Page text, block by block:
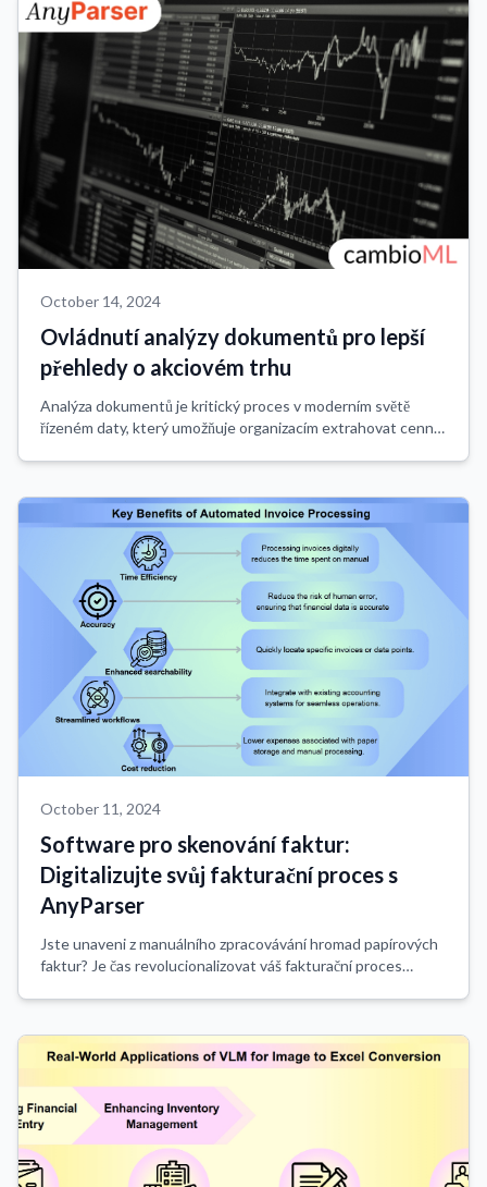
October 14, 2024
Ovládnutí analýzy dokumentů pro lepší
přehledy o akciovém trhu
Analýza dokumentů je kritický proces v moderním světě
řízeném daty, který umožňuje organizacím extrahovat cenné
October 11, 2024
Software pro skenování faktur:
Digitalizujte svůj fakturační proces s
AnyParser
Jste unaveni z manuálního zpracovávání hromad papírových
faktur? Je čas revolucionalizovat váš fakturační proces